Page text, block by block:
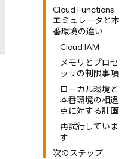
Cloud Functions
エミュレータと本
番環境の違い
Cloud IAM
メモリとプロセ
ッサの制限事項
ローカル環境と
本番環境の相違
点に対する計画
再試行していま
す
次のステップ